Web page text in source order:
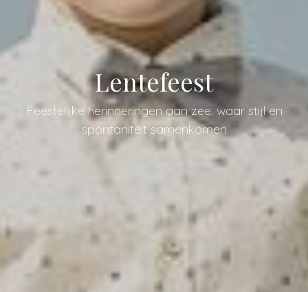
Lentefeest
Feestelijke herinneringen aan zee: waar stijl en
spontaniteit samenkomen